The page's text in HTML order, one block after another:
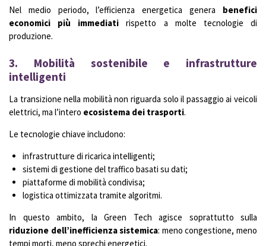
Nel medio periodo, l’efficienza energetica genera benefici
economici più immediati rispetto a molte tecnologie di
produzione.
3. Mobilità sostenibile e infrastrutture
intelligenti
La transizione nella mobilità non riguarda solo il passaggio ai veicoli
elettrici, ma l’intero ecosistema dei trasporti.
Le tecnologie chiave includono:
infrastrutture di ricarica intelligenti;
sistemi di gestione del traffico basati su dati;
piattaforme di mobilità condivisa;
logistica ottimizzata tramite algoritmi.
In questo ambito, la Green Tech agisce soprattutto sulla
riduzione dell’inefficienza sistemica: meno congestione, meno
tempi morti, meno sprechi energetici.